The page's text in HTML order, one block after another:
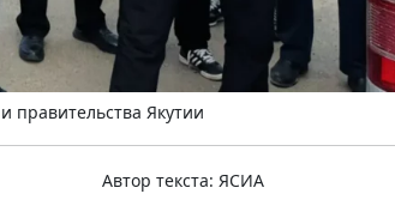
правительства Якутии
Автор текста: ЯСИА